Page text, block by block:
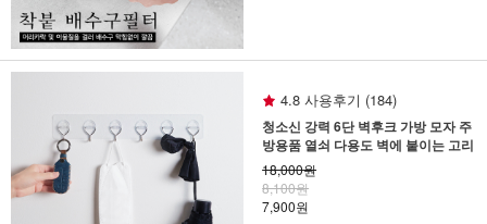
4.8 사용후기 (184)
청소신 강력 6단 벽후크 가방 모자 주
방용품 열쇠 다용도 벽에 붙이는 고리
18,000원
8,100원
7,900원